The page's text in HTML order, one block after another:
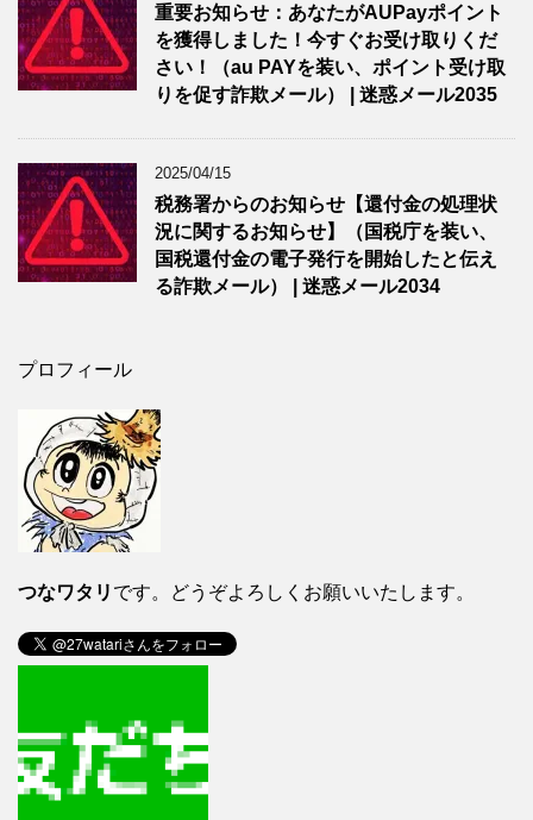
重要お知らせ：あなたがAUPayポイント
を獲得しました！今すぐお受け取りくだ
さい！（au PAYを装い、ポイント受け取
りを促す詐欺メール） | 迷惑メール2035
2025/04/15
税務署からのお知らせ【還付金の処理状
況に関するお知らせ】（国税庁を装い、
国税還付金の電子発行を開始したと伝え
る詐欺メール） | 迷惑メール2034
プロフィール
つなワタリ です。どうぞよろしくお願いいたします。